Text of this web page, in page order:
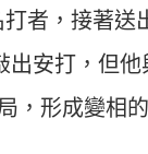
者，接著送
出安打，但
，形成變相